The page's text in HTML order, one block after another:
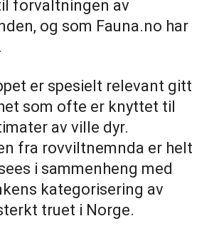
forvaltningen av
og som Fauna.no har
er spesielt relevant gitt
som ofte er knyttet til
av ville dyr.
fra rovviltnemnda er helt
i sammenheng med
kategorisering av
truet i Norge.